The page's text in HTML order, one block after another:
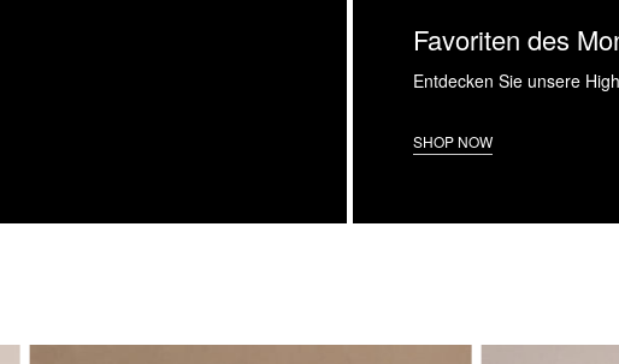
Favoriten des
Entdecken Sie unsere
SHOP NOW